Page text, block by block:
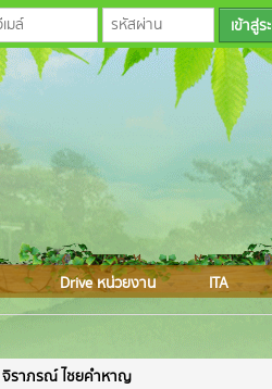
Drive หน่วยงาน ITA
จิราภรณ์ ไชยคำหาญ